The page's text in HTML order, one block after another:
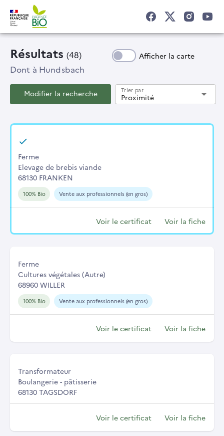
Résultats (48) Afficher la carte
Dont à Hundsbach
Modifier la recherche Proximité
Trier par arrow_drop_down
Ferme
Elevage de brebis viande
68130 FRANKEN
100% Bio Vente aux professionnels (en gros)
Voir le certificat Voir la fiche
Ferme
Cultures végétales (Autre)
68960 WILLER
100% Bio Vente aux professionnels (en gros)
Voir le certificat Voir la fiche
Transformateur
Boulangerie - pâtisserie
68130 TAGSDORF
Voir le certificat Voir la fiche